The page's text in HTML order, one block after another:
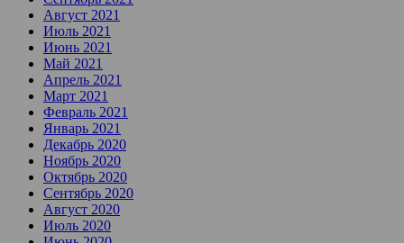
Август 2021
Июль 2021
Июнь 2021
Май 2021
Апрель 2021
Март 2021
Февраль 2021
Январь 2021
Декабрь 2020
Ноябрь 2020
Октябрь 2020
Сентябрь 2020
Август 2020
Июль 2020